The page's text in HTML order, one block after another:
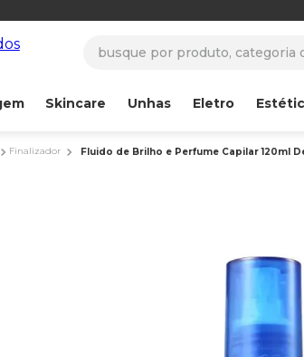
Skincare Unhas Eletro
Finalizador Fluido de Brilho e Perfume Capilar 120ml